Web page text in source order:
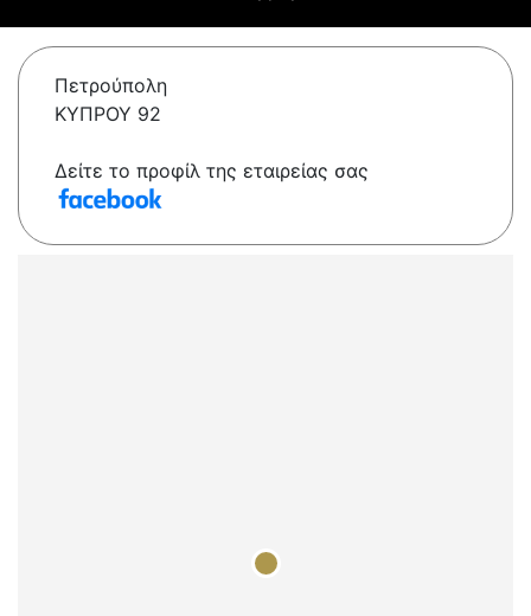
Πετρούπολη
ΚΥΠΡΟΥ 92
Δείτε το προφίλ της εταιρείας σας